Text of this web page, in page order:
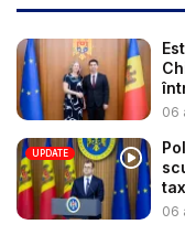
06
UPDATE
l...
06